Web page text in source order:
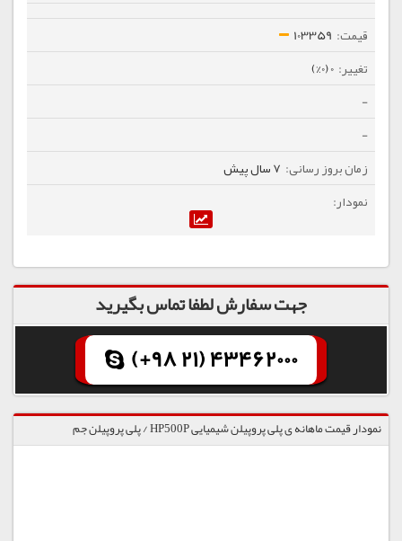
103359
0 (0%)
-
-
7 سال پیش
جهت سفارش لطفا تماس بگیرید
(+98 21) 43462000
نمودار قیمت ماهانه ی پلی پروپیلن شیمیایی HP500P / پلی پروپیلن جم